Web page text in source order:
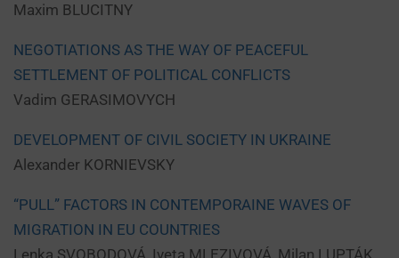
Maxim BLUCITNY
NEGOTIATIONS AS THE WAY OF PEACEFUL
SETTLEMENT OF POLITICAL CONFLICTS
Vadim GERASIMOVYCH
DEVELOPMENT OF CIVIL SOCIETY IN UKRAINE
Alexander KORNIEVSKY
“PULL” FACTORS IN CONTEMPORAINE WAVES OF
MIGRATION IN EU COUNTRIES
Lenka SVOBODOVÁ, Iveta MLEZIVOVÁ, Milan LUPTÁK